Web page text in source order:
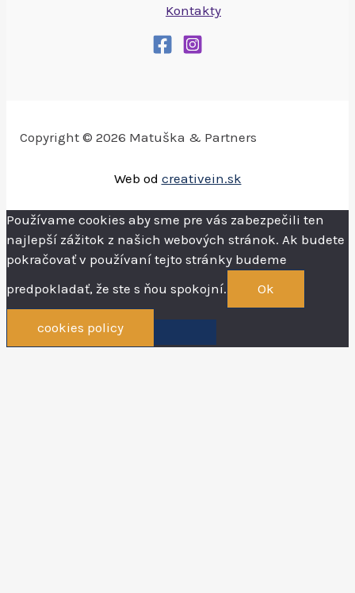
Kontakty
Copyright © 2026 Matuška & Partners
Web od creativein.sk
Používame cookies aby sme pre vás zabezpečili ten
najlepší zážitok z našich webových stránok. Ak budete
pokračovať v používaní tejto stránky budeme
predpokladať, že ste s ňou spokojní.
Ok
cookies policy